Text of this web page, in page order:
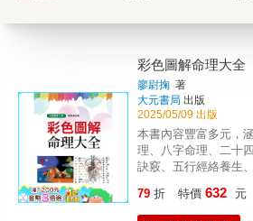
彩色圖解命理大全
廖尉掬 著
大元書局 出版
2025/05/09 出版
本書內容豐富多元，
理、八字命理、二十
訣竅、五行經絡養生
二星座等，皆以彩色
初學者最直接且最深
79 折 特價 632 元